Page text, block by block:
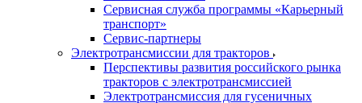
Сервисная служба программы «Карьерный
транспорт»
Сервис-партнеры
Электротрансмиссии для тракторов
Перспективы развития российского рынка
тракторов с электротрансмиссией
Электротрансмиссия для гусеничных